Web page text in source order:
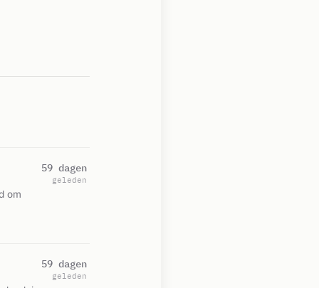
om
59 dagen
geleden
59 dagen
geleden